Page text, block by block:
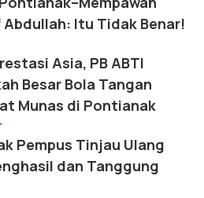
Itu Tidak Benar!
Asia, PB ABTI
Besar Bola Tangan
Munas di Pontianak
Pempus Tinjau Ulang
dan Tanggung